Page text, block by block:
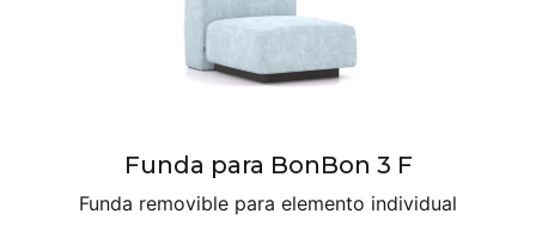
Funda para BonBon 3 F
Funda removible para elemento individual